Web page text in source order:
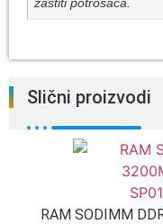
Slični proizvodi
RAM SODIMM